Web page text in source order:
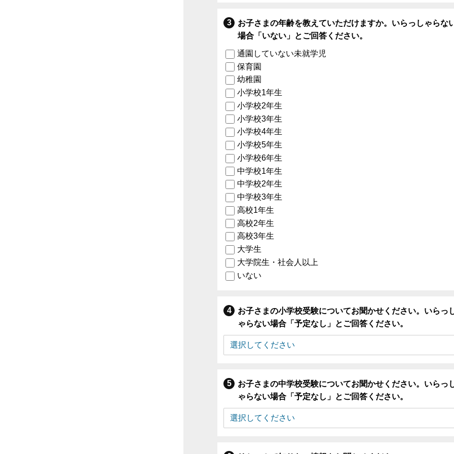
お子さまの年齢を教えていただけますか。いらっしゃらな
場合「いない」とご回答ください。
通園していない未就学児
保育園
幼稚園
小学校1年生
小学校2年生
小学校3年生
小学校4年生
小学校5年生
小学校6年生
中学校1年生
中学校2年生
中学校3年生
高校1年生
高校2年生
高校3年生
大学生
大学院生・社会人以上
いない
お子さまの小学校受験についてお聞かせください。いらっ
ゃらない場合「予定なし」とご回答ください。
お子さまの中学校受験についてお聞かせください。いらっ
ゃらない場合「予定なし」とご回答ください。